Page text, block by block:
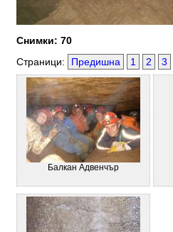
Снимки: 70
Страници:
Предишна 1 2 3
Балкан Адвенчър